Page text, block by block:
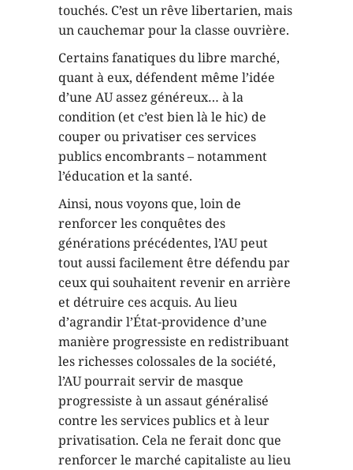
touchés. C’est un rêve libertarien, mais
un cauchemar pour la classe ouvrière.
Certains fanatiques du libre marché,
quant à eux, défendent même l’idée
d’une AU assez généreux… à la
condition (et c’est bien là le hic) de
couper ou privatiser ces services
publics encombrants – notamment
l’éducation et la santé.
Ainsi, nous voyons que, loin de
renforcer les conquêtes des
générations précédentes, l’AU peut
tout aussi facilement être défendu par
ceux qui souhaitent revenir en arrière
et détruire ces acquis. Au lieu
d’agrandir l’État-providence d’une
manière progressiste en redistribuant
les richesses colossales de la société,
l’AU pourrait servir de masque
progressiste à un assaut généralisé
contre les services publics et à leur
privatisation. Cela ne ferait donc que
renforcer le marché capitaliste au lieu